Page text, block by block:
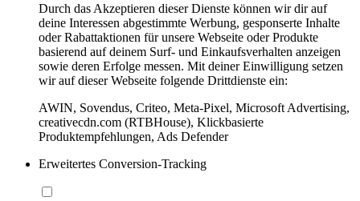
Durch das Akzeptieren dieser Dienste können wir dir auf
deine Interessen abgestimmte Werbung, gesponserte Inhalte
oder Rabattaktionen für unsere Webseite oder Produkte
basierend auf deinem Surf- und Einkaufsverhalten anzeigen
sowie deren Erfolge messen. Mit deiner Einwilligung setzen
wir auf dieser Webseite folgende Drittdienste ein:
AWIN, Sovendus, Criteo, Meta-Pixel, Microsoft Advertising,
creativecdn.com (RTBHouse), Klickbasierte
Produktempfehlungen, Ads Defender
Erweitertes Conversion-Tracking